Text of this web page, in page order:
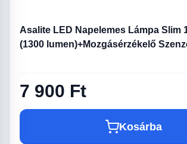
Asalite LED Napelemes Lámpa Slim
(1300 lumen)+Mozgásérzékelő
7 900 Ft
Kosárba